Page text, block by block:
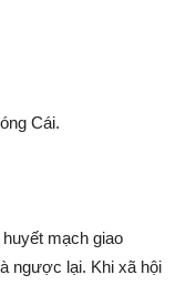
Cái.
mạch giao
ngược lại. Khi xã hội